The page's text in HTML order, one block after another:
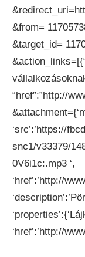
&from=
&target_id=
“href”:”http://
‘src’:’https://
snc1/v33379/
0V6i1c:.mp3 ‘,
‘href’:’http://
‘href’:’http://